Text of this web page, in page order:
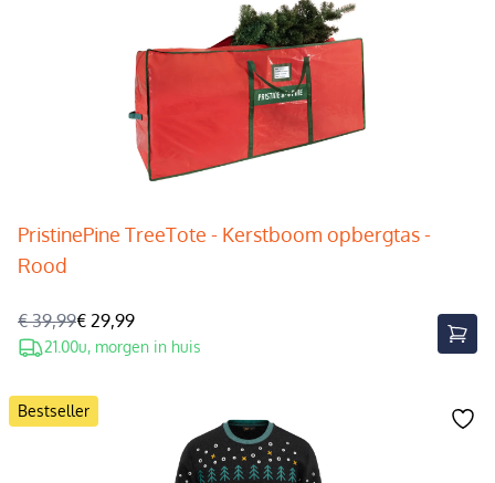
PristinePine TreeTote - Kerstboom opbergtas -
Rood
€ 39,99€ 29,99
21.00u, morgen in huis
Bestseller